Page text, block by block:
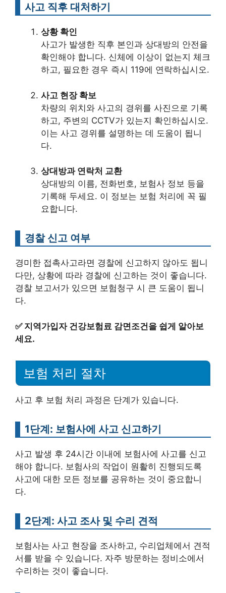
사고 직후 대처하기
상황 확인
사고가 발생한 직후 본인과 상대방의 안전을
확인해야 합니다. 신체에 이상이 없는지 체크
하고, 필요한 경우 즉시 119에 연락하십시오.
사고 현장 확보
차량의 위치와 사고의 경위를 사진으로 기록
하고, 주변의 CCTV가 있는지 확인하십시오.
이는 사고 경위를 설명하는 데 도움이 됩니
다.
상대방과 연락처 교환
상대방의 이름, 전화번호, 보험사 정보 등을
기록해 두세요. 이 정보는 보험 처리에 꼭 필
요합니다.
경찰 신고 여부
경미한 접촉사고라면 경찰에 신고하지 않아도 됩니
다만, 상황에 따라 경찰에 신고하는 것이 좋습니다.
경찰 보고서가 있으면 보험청구 시 큰 도움이 됩니
다.
✅ 지역가입자 건강보험료 감면조건을 쉽게 알아보
세요.
보험 처리 절차
사고 후 보험 처리 과정은 단계가 있습니다.
1단계: 보험사에 사고 신고하기
사고 발생 후 24시간 이내에 보험사에 사고를 신고
해야 합니다. 보험사의 작업이 원활히 진행되도록
사고에 대한 모든 정보를 공유하는 것이 중요합니
다.
2단계: 사고 조사 및 수리 견적
보험사는 사고 현장을 조사하고, 수리업체에서 견적
서를 받을 수 있습니다. 자주 방문하는 정비소에서
수리하는 것이 좋습니다.